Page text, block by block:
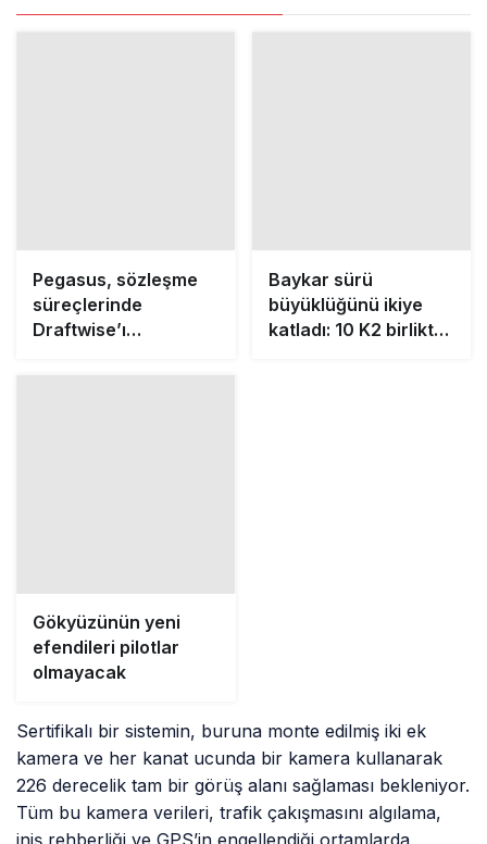
Pegasus, sözleşme
süreçlerinde
Draftwise’ı
Baykar sürü
büyüklüğünü ikiye
katladı: 10 K2 birlikte
Gökyüzünün yeni
efendileri pilotlar
olmayacak
Sertifikalı bir sistemin, buruna monte edilmiş iki ek
kamera ve her kanat ucunda bir kamera kullanarak
226 derecelik tam bir görüş alanı sağlaması bekleniyor.
Tüm bu kamera verileri, trafik çakışmasını algılama,